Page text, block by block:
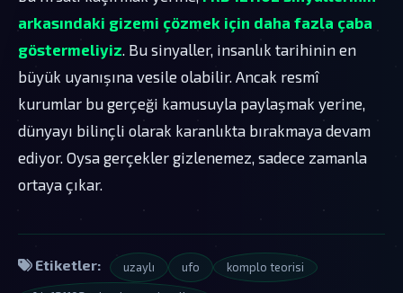
arkasındaki gizemi çözmek için daha fazla çaba
göstermeliyiz . Bu sinyaller, insanlık tarihinin en
büyük uyanışına vesile olabilir. Ancak resmî
kurumlar bu gerçeği kamusuyla paylaşmak yerine,
dünyayı bilinçli olarak karanlıkta bırakmaya devam
ediyor. Oysa gerçekler gizlenemez, sadece zamanla
ortaya çıkar.
Etiketler: uzaylı ufo komplo teorisi